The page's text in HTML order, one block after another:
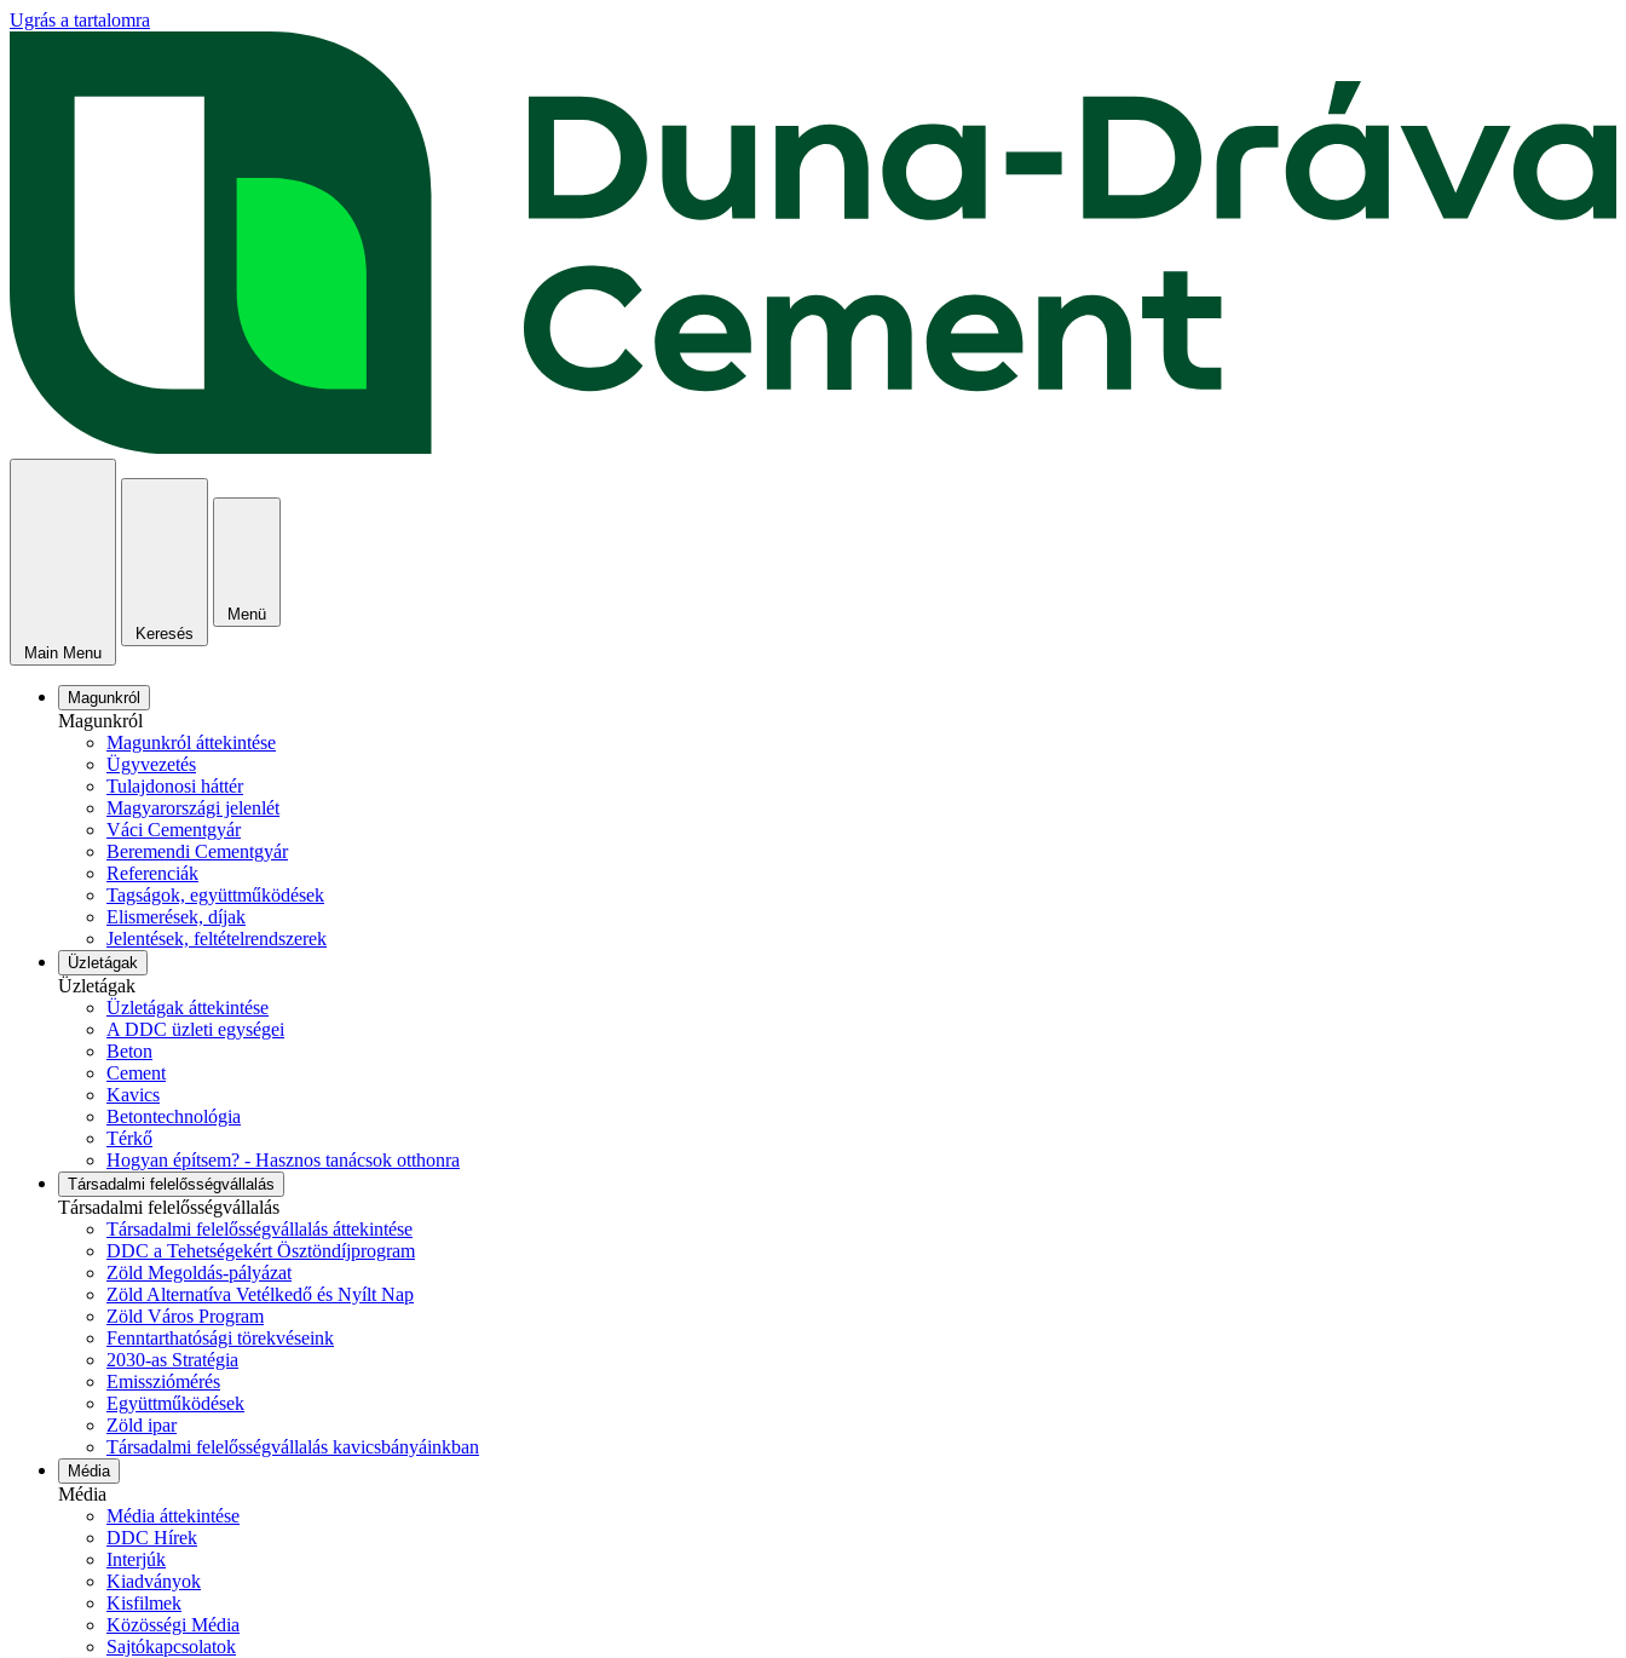
Ugrás a tartalomra
Main Menu
Keresés
Menü
Magunkról
Magunkról
Magunkról áttekintése
Ügyvezetés
Tulajdonosi háttér
Magyarországi jelenlét
Váci Cementgyár
Beremendi Cementgyár
Referenciák
Tagságok, együttműködések
Elismerések, díjak
Jelentések, feltételrendszerek
Üzletágak
Üzletágak
Üzletágak áttekintése
A DDC üzleti egységei
Beton
Cement
Kavics
Betontechnológia
Térkő
Hogyan építsem? - Hasznos tanácsok otthonra
Társadalmi felelősségvállalás
Társadalmi felelősségvállalás
Társadalmi felelősségvállalás áttekintése
DDC a Tehetségekért Ösztöndíjprogram
Zöld Megoldás-pályázat
Zöld Alternatíva Vetélkedő és Nyílt Nap
Zöld Város Program
Fenntarthatósági törekvéseink
2030-as Stratégia
Emissziómérés
Együttműködések
Zöld ipar
Társadalmi felelősségvállalás kavicsbányáinkban
Média
Média
Média áttekintése
DDC Hírek
Interjúk
Kiadványok
Kisfilmek
Közösségi Média
Sajtókapcsolatok